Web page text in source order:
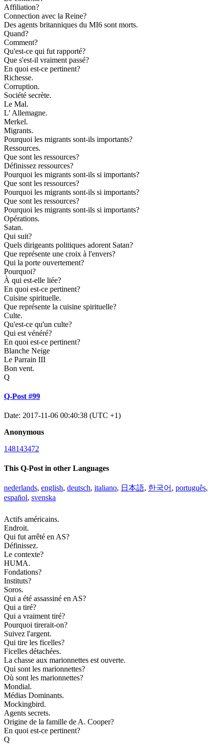
Affiliation?
Connection avec la Reine?
Des agents britanniques du MI6 sont morts.
Quand?
Comment?
Qu'est-ce qui fut rapporté?
Que s'est-il vraiment passé?
En quoi est-ce pertinent?
Richesse.
Corruption.
Société secrète.
Le Mal.
L' Allemagne.
Merkel.
Migrants.
Pourquoi les migrants sont-ils importants?
Ressources.
Que sont les ressources?
Définissez ressources?
Pourquoi les migrants sont-ils si importants?
Que sont les ressources?
Pourquoi les migrants sont-ils si importants?
Que sont les ressources?
Pourquoi les migrants sont-ils si importants?
Opérations.
Satan.
Qui suit?
Quels dirigeants politiques adorent Satan?
Que représente une croix à l'envers?
Qui la porte ouvertement?
Pourquoi?
À qui est-elle liée?
En quoi est-ce pertinent?
Cuisine spirituelle.
Que représente la cuisine spirituelle?
Culte.
Qu'est-ce qu'un culte?
Qui est vénéré?
En quoi est-ce pertinent?
Blanche Neige
Le Parrain III
Bon vent.
Q
Q-Post #99
Date: 2017-11-06 00:40:38 (UTC +1)
Anonymous
148143472
This Q-Post in other Languages
nederlands, english, deutsch, italiano, 日本語, 한국어 , português,
español, svenska
Actifs américains.
Endroit.
Qui fut arrêté en AS?
Définissez.
Le contexte?
HUMA.
Fondations?
Instituts?
Soros.
Qui a été assassiné en AS?
Qui a tiré?
Qui a vraiment tiré?
Pourquoi tirerait-on?
Suivez l'argent.
Qui tire les ficelles?
Ficelles détachées.
La chasse aux marionnettes est ouverte.
Qui sont les marionnettes?
Où sont les marionnettes?
Mondial.
Médias Dominants.
Mockingbird.
Agents secrets.
Origine de la famille de A. Cooper?
En quoi est-ce pertinent?
Q